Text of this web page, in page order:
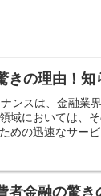
きの理由！知
ンスは、金融業
域においては、
めの迅速なサービ
者金融の驚き